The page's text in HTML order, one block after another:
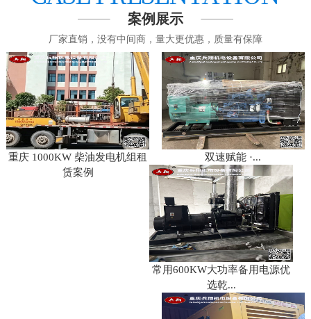
案例展示
厂家直销，没有中间商，量大更优惠，质量有保障
重庆 1000KW 柴油发电机组租
赁案例
双速赋能 ·...
常用600KW大功率备用电源优
选乾...